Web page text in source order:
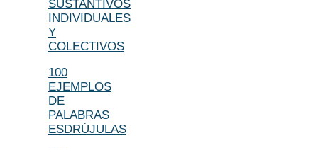
SUSTANTIVOS
INDIVIDUALES
Y
COLECTIVOS
100
EJEMPLOS
DE
PALABRAS
ESDRÚJULAS